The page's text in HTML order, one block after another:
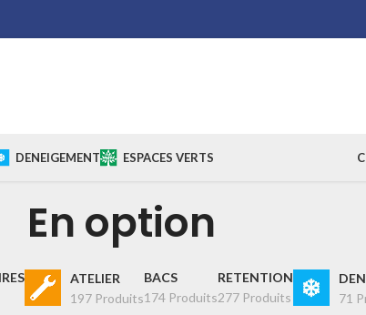
DENEIGEMENT ESPACES VERTS
En option
ATELIER
197 Produits
BACS
174 Produits
RETENTION
277 Produits
71